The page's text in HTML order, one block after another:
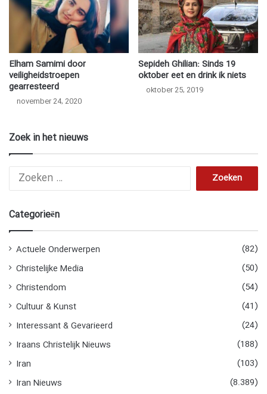
Elham Samimi door
veiligheidstroepen
gearresteerd
november 24, 2020
Sepideh Ghilian: Sinds 19
oktober eet en drink ik niets
oktober 25, 2019
Zoek in het nieuws
Z
n
Categorieën
Actuele Onderwerpen
(82)
Christelijke Media
(50)
Christendom
(54)
Cultuur & Kunst
(41)
Interessant & Gevarieerd
(24)
Iraans Christelijk Nieuws
(188)
Iran
(103)
Iran Nieuws
(8.389)